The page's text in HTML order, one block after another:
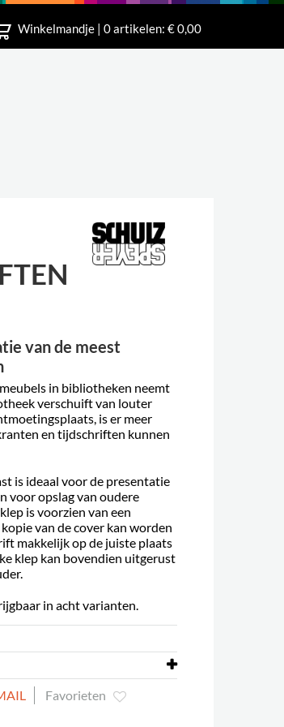
Winkelmandje | 0artikelen: € 0,00
van de meest
in bibliotheken neemt
verschuift van louter
is er meer
en tijdschriften kunnen
is ideaal voor de presentatie
voor opslag van oudere
is voorzien van een
van de cover kan worden
makkelijk op de juiste plaats
klep kan bovendien uitgerust
in acht varianten.
Favorieten